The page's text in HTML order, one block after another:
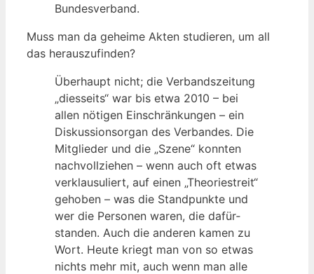
Bundesverband.
Muss man da gehei­me Akten stu­die­ren, um all
das herauszufinden?
Über­haupt nicht; die Ver­bands­zei­tung
„dies­seits“ war bis etwa 2010 – bei
allen nöti­gen Ein­schrän­kun­gen – ein
Dis­kus­si­ons­or­gan des Ver­ban­des. Die
Mit­glie­der und die „Sze­ne“ konn­ten
nach­voll­zie­hen – wenn auch oft etwas
ver­klau­su­liert, auf einen „Theo­rie­streit“
geho­ben – was die Stand­punk­te und
wer die Per­so­nen waren, die dafür­
stan­den. Auch die ande­ren kamen zu
Wort. Heu­te kriegt man von so etwas
nichts mehr mit, auch wenn man alle